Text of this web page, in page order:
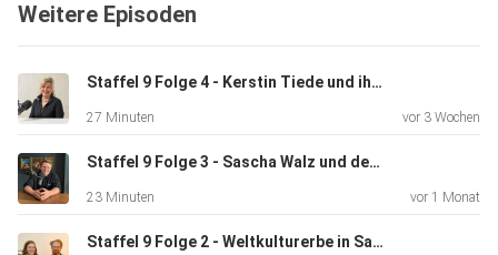
Sachsen-Anhalt - Der Podcast ___ Weitere Informationen
gedrehten Filmen findet ihr hier: Website Filmburg Querfurt:
https://www.burg-querfurt.de/de/realisierte-
filmprojekte.html
Drehorte in Sachsen-Anhalt: Sachsen-Anhalt-Tourismus:
Drehorte in
Querfurt … und
Weitere Episoden
Staffel 9 Folge 4 - Kerstin Tiede und ihr Baumwipfel-Resort „Lug ins Land“ im Harz
27 Minuten vor 3 Wochen
Staffel 9 Folge 3 - Sascha Walz und der Genussfinder Sachsen-Anhalt
23 Minuten vor 1 Monat
Staffel 9 Folge 2 - Weltkulturerbe in Sachsen-Anhalt: Die neue Gartenreich-App